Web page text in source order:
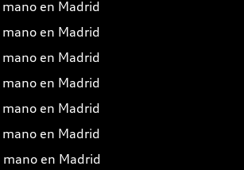
en Madrid
en Madrid
en Madrid
en Madrid
en Madrid
en Madrid
en Madrid